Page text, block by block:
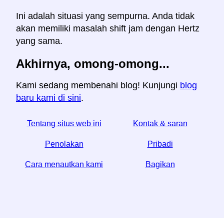
Ini adalah situasi yang sempurna. Anda tidak
akan memiliki masalah shift jam dengan Hertz
yang sama.
Akhirnya, omong-omong...
Kami sedang membenahi blog! Kunjungi blog
baru kami di sini.
Tentang situs web ini Kontak & saran
Penolakan Pribadi
Cara menautkan kami Bagikan